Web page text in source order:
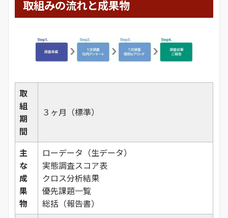
取組みの流れと成果物
取
組
期
間
３ヶ月（標準）
主
な
成
果
物
ローデータ（生データ）
実態調査スコア表
クロス分析結果
優先課題一覧
総括（報告書）